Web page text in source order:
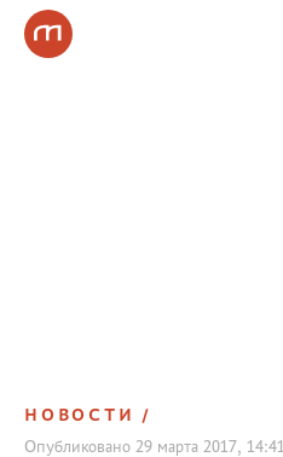
НОВОСТИ
Опубликовано 29 марта 2017, 14:41